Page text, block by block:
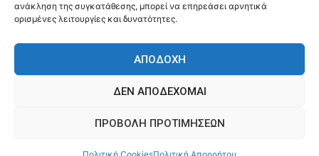
ανάκληση της συγκατάθεσης, μπορεί να επηρεάσει αρνητικά
ορισμένες λειτουργίες και δυνατότητες.
ΑΠΟΔΟΧΉ
ΔΕΝ ΑΠΟΔΈΧΟΜΑΙ
ΠΡΟΒΟΛΉ ΠΡΟΤΙΜΉΣΕΩΝ
ΕΠΙΚΟΙΝΩΝΙΑ
YOUTUBE